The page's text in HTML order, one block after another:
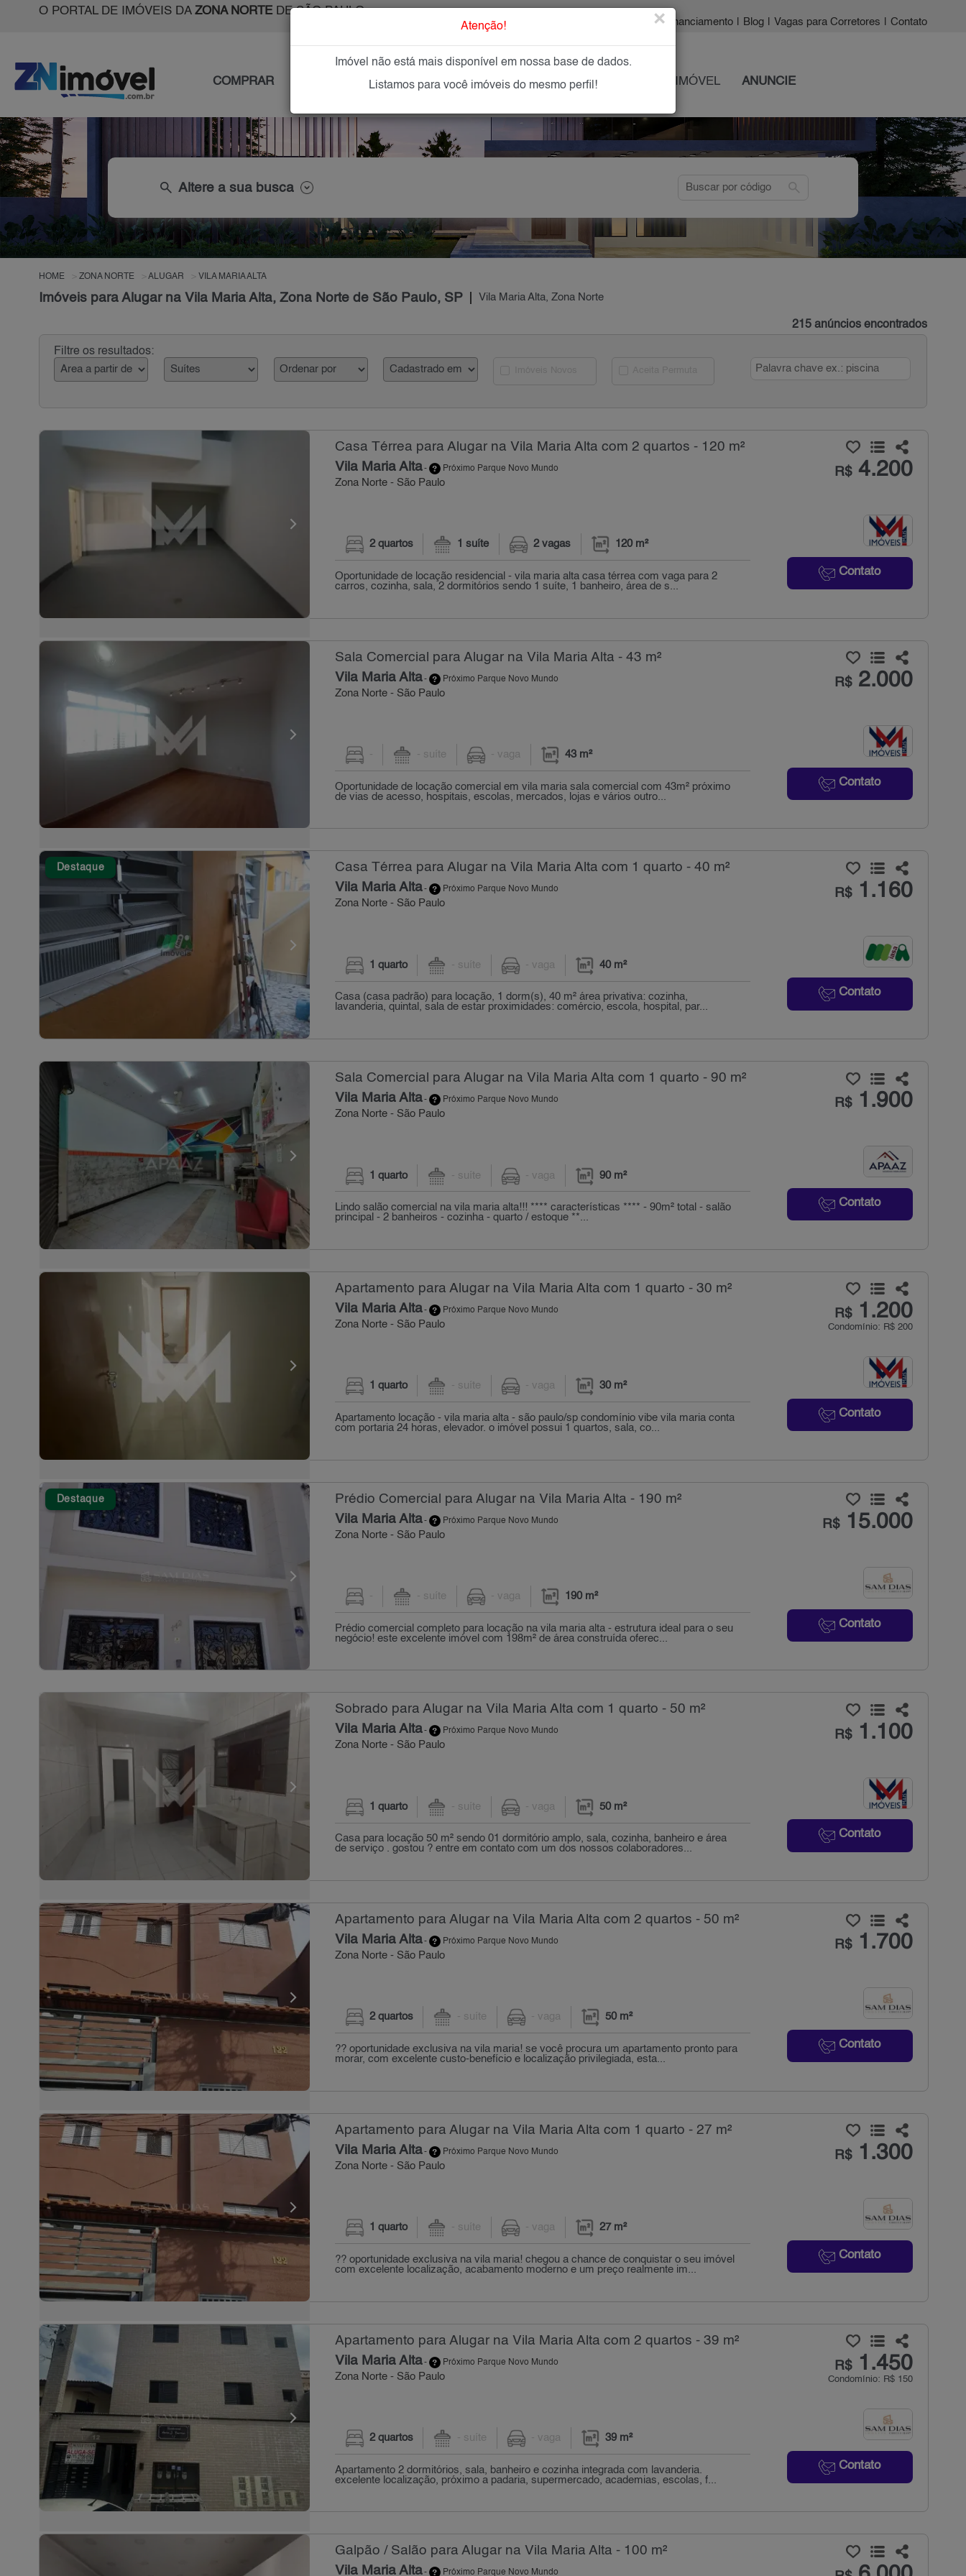
O PORTAL DE IMÓVEIS DA ZONA NORTEDE SÃO PAULO
| Financiamento Blog Vagas para Corretores Contato
COMPRAR IMÓVEIS NOVOS IMOBILIÁRIAS OFEREÇA SEU IMÓVEL ANUNCIE
search Altere a sua busca search
HOME ZONA NORTE ALUGAR VILA MARIA ALTA
Imóveis para Alugar na Vila Maria Alta, Zona Norte de São Paulo, SP Vila Maria Alta, Zona Norte
215 anúncios encontrados
Filtre os resultados:
Casa Térrea para Alugar na Vila Maria Alta com 2 quartos - 120 m²
Vila Maria Alta- Próximo Parque Novo Mundo
Zona Norte - São Paulo
R$4.200
Contato
2 quartos 1 suíte 2 vagas 120 m²
Oportunidade de locação residencial - vila maria alta casa térrea com vaga para 2
carros, cozinha, sala, 2 dormitórios sendo 1 suíte, 1 banheiro, área de s...
Sala Comercial para Alugar na Vila Maria Alta - 43 m²
Vila Maria Alta- Próximo Parque Novo Mundo
Zona Norte - São Paulo
R$2.000
Contato
- - suíte - vaga 43 m²
Oportunidade de locação comercial em vila maria sala comercial com 43m² próximo
de vias de acesso, hospitais, escolas, mercados, lojas e vários outro...
Destaque Casa Térrea para Alugar na Vila Maria Alta com 1 quarto - 40 m²
Vila Maria Alta- Próximo Parque Novo Mundo
Zona Norte - São Paulo
R$1.160
Contato
1 quarto - suíte - vaga 40 m²
Casa (casa padrão) para locação, 1 dorm(s), 40 m² área privativa: cozinha,
lavanderia, quintal, sala de estar proximidades: comércio, escola, hospital, par...
Sala Comercial para Alugar na Vila Maria Alta com 1 quarto - 90 m²
Vila Maria Alta- Próximo Parque Novo Mundo
Zona Norte - São Paulo
R$1.900
Contato
1 quarto - suíte - vaga 90 m²
Lindo salão comercial na vila maria alta!!! **** características **** - 90m² total - salão
principal - 2 banheiros - cozinha - quarto / estoque **...
Apartamento para Alugar na Vila Maria Alta com 1 quarto - 30 m²
Vila Maria Alta- Próximo Parque Novo Mundo
Zona Norte - São Paulo
R$1.200
Condomínio: R$ 200
Contato
1 quarto - suíte - vaga 30 m²
Apartamento locação - vila maria alta - são paulo/sp condomínio vibe vila maria conta
com portaria 24 horas, elevador. o imóvel possui 1 quartos, sala, co...
Destaque Prédio Comercial para Alugar na Vila Maria Alta - 190 m²
Vila Maria Alta- Próximo Parque Novo Mundo
Zona Norte - São Paulo
R$15.000
Contato
- - suíte - vaga 190 m²
Prédio comercial completo para locação na vila maria alta - estrutura ideal para o seu
negócio! este excelente imóvel com 198m² de área construída oferec...
Sobrado para Alugar na Vila Maria Alta com 1 quarto - 50 m²
Vila Maria Alta- Próximo Parque Novo Mundo
Zona Norte - São Paulo
R$1.100
Contato
1 quarto - suíte - vaga 50 m²
Casa para locação 50 m² sendo 01 dormitório amplo, sala, cozinha, banheiro e área
de serviço . gostou ? entre em contato com um dos nossos colaboradores...
Apartamento para Alugar na Vila Maria Alta com 2 quartos - 50 m²
Vila Maria Alta- Próximo Parque Novo Mundo
Zona Norte - São Paulo
R$1.700
Contato
2 quartos - suíte - vaga 50 m²
?? oportunidade exclusiva na vila maria! se você procura um apartamento pronto para
morar, com excelente custo-benefício e localização privilegiada, esta...
Apartamento para Alugar na Vila Maria Alta com 1 quarto - 27 m²
Vila Maria Alta- Próximo Parque Novo Mundo
Zona Norte - São Paulo
R$1.300
Contato
1 quarto - suíte - vaga 27 m²
?? oportunidade exclusiva na vila maria! chegou a chance de conquistar o seu imóvel
com excelente localização, acabamento moderno e um preço realmente im...
Apartamento para Alugar na Vila Maria Alta com 2 quartos - 39 m²
Vila Maria Alta- Próximo Parque Novo Mundo
Zona Norte - São Paulo
R$1.450
Condomínio: R$ 150
Contato
2 quartos - suíte - vaga 39 m²
Apartamento 2 dormitórios, sala, banheiro e cozinha integrada com lavanderia.
excelente localização, próximo a padaria, supermercado, academias, escolas, f...
Galpão / Salão para Alugar na Vila Maria Alta - 100 m²
Vila Maria Alta- Próximo Parque Novo Mundo
Atenção! ×
Imóvel não está mais disponível em nossa base de dados.
Listamos para você imóveis do mesmo perfil!